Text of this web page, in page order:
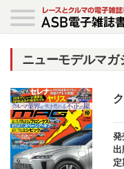
ニューモデルマガ
出